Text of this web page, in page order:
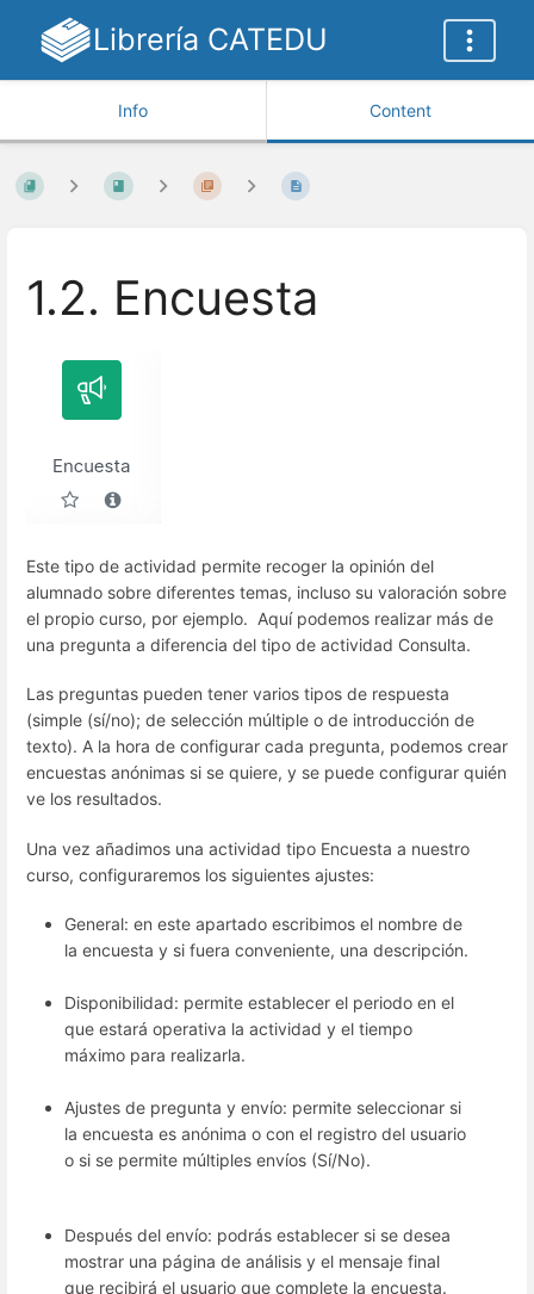
Librería CATEDU
Info Content
1.2. Encuesta
Este tipo de actividad permite recoger la opinión del
alumnado sobre diferentes temas, incluso su valoración sobre
el propio curso, por ejemplo. Aquí podemos realizar más de
una pregunta a diferencia del tipo de actividad Consulta.
Las preguntas pueden tener varios tipos de respuesta
(simple (sí/no); de selección múltiple o de introducción de
texto). A la hora de configurar cada pregunta, podemos crear
encuestas anónimas si se quiere, y se puede configurar quién
ve los resultados.
Una vez añadimos una actividad tipo Encuesta a nuestro
curso, configuraremos los siguientes ajustes:
General: en este apartado escribimos el nombre de
la encuesta y si fuera conveniente, una descripción.
Disponibilidad: permite establecer el periodo en el
que estará operativa la actividad y el tiempo
máximo para realizarla.
Ajustes de pregunta y envío: permite seleccionar si
la encuesta es anónima o con el registro del usuario
o si se permite múltiples envíos (Sí/No).
Después del envío: podrás establecer si se desea
mostrar una página de análisis y el mensaje final
que recibirá el usuario que complete la encuesta.